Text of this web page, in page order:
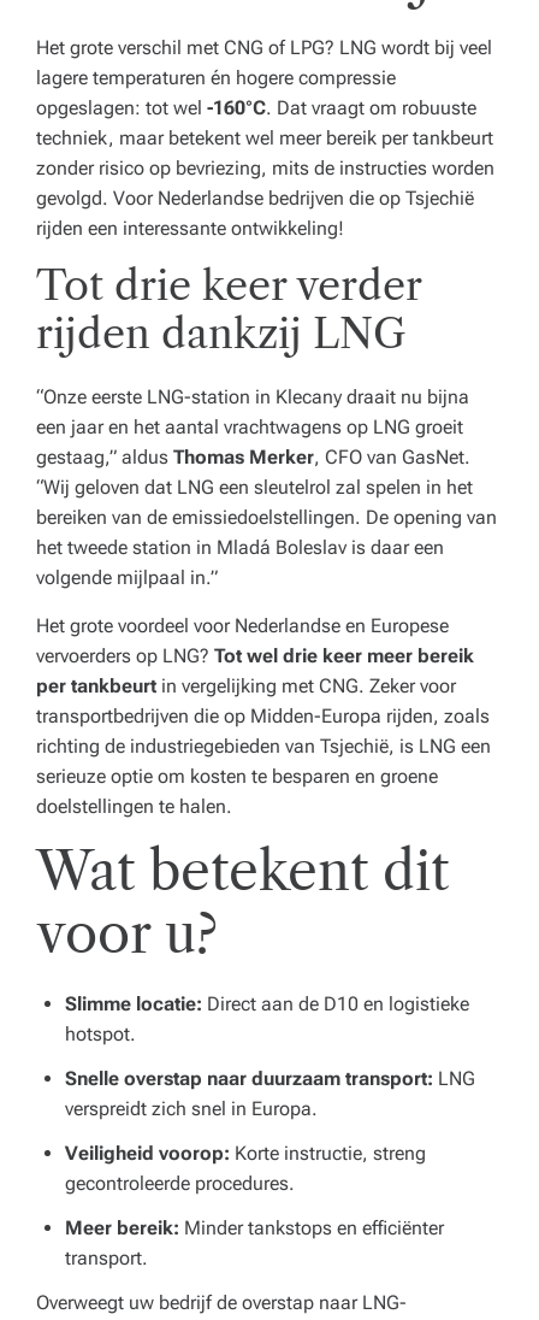
Het grote verschil met CNG of LPG? LNG wordt bij veel
lagere temperaturen én hogere compressie
opgeslagen: tot wel -160°C. Dat vraagt om robuuste
techniek, maar betekent wel meer bereik per tankbeurt
zonder risico op bevriezing, mits de instructies worden
gevolgd. Voor Nederlandse bedrijven die op Tsjechië
rijden een interessante ontwikkeling!
Tot drie keer verder
rijden dankzij LNG
“Onze eerste LNG-station in Klecany draait nu bijna
een jaar en het aantal vrachtwagens op LNG groeit
gestaag,” aldus Thomas Merker, CFO van GasNet.
“Wij geloven dat LNG een sleutelrol zal spelen in het
bereiken van de emissiedoelstellingen. De opening van
het tweede station in Mladá Boleslav is daar een
volgende mijlpaal in.”
Het grote voordeel voor Nederlandse en Europese
vervoerders op LNG? Tot wel drie keer meer bereik
per tankbeurt in vergelijking met CNG. Zeker voor
transportbedrijven die op Midden-Europa rijden, zoals
richting de industriegebieden van Tsjechië, is LNG een
serieuze optie om kosten te besparen en groene
doelstellingen te halen.
Wat betekent dit
voor u?
Slimme locatie: Direct aan de D10 en logistieke
hotspot.
Snelle overstap naar duurzaam transport: LNG
verspreidt zich snel in Europa.
Veiligheid voorop: Korte instructie, streng
gecontroleerde procedures.
Meer bereik: Minder tankstops en efficiënter
transport.
Overweegt uw bedrijf de overstap naar LNG-